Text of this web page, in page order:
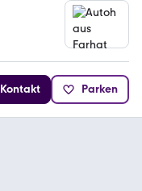
Kontakt Parken